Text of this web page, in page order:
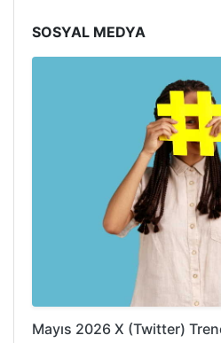
SOSYAL MEDYA
Mayıs 2026 X (Twitter)